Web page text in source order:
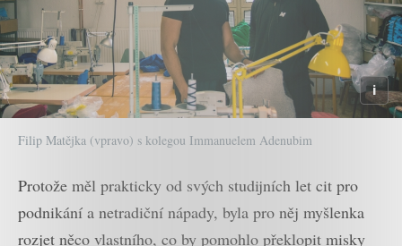
Filip Matějka (vpravo) s kolegou Immanuelem Adenubim
Protože měl prakticky od svých studijních let cit pro
podnikání a netradiční nápady, byla pro něj myšlenka
rozjet něco vlastního, co by pomohlo překlopit misky